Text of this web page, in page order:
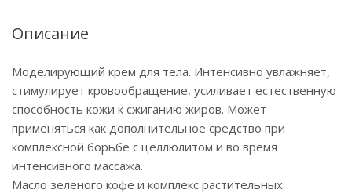
Описание
Моделирующий крем для тела. Интенсивно увлажняет,
стимулирует кровообращение, усиливает естественную
способность кожи к сжиганию жиров. Может
применяться как дополнительное средство при
комплексной борьбе с целлюлитом и во время
интенсивного массажа.
Масло зеленого кофе и комплекс растительных